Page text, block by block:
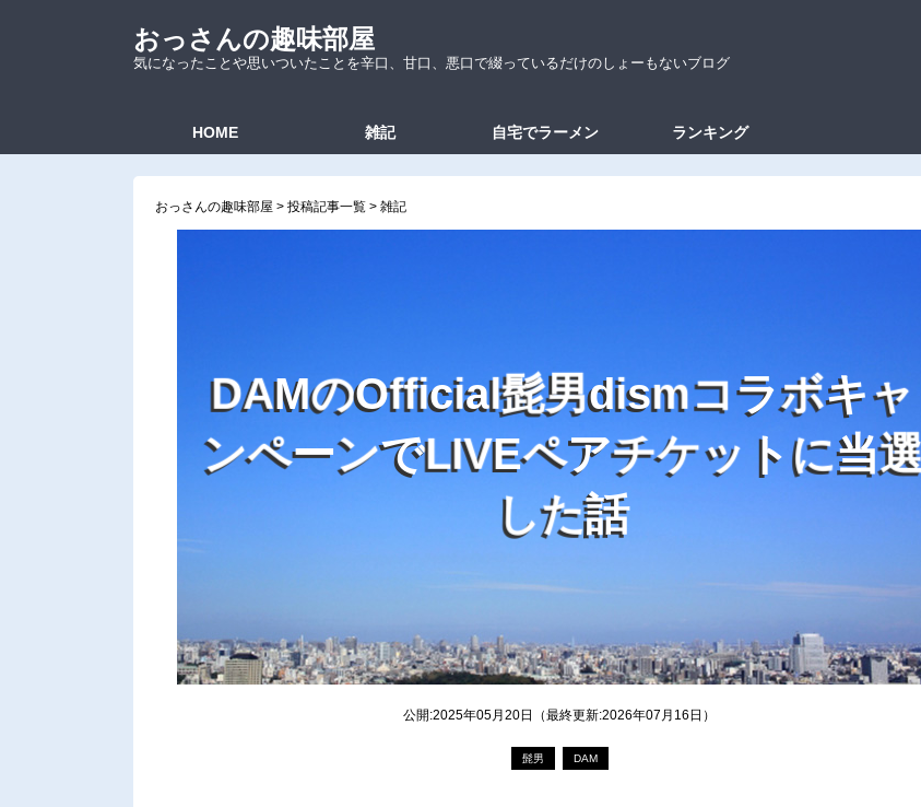
おっさんの趣味部屋
気になったことや思いついたことを辛口、甘口、悪口で綴っているだけのしょーもないブログ
HOME 雑記 自宅でラーメン ランキング
おっさんの趣味部屋 > 投稿記事一覧 > 雑記
DAMのOfficial髭男dismコラボキャ
ンペーンでLIVEペアチケッ ト に当選
した話
公開:2025年05月20日（最終更新:2026年07月16日）
髭男 DAM